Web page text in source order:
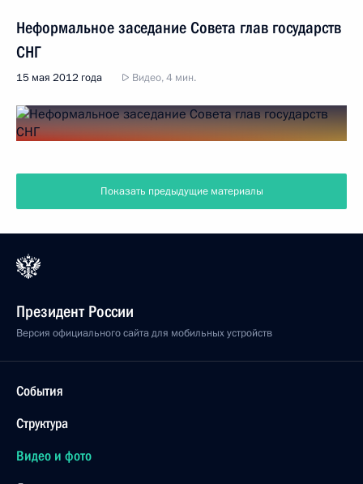
Неформальное заседание Совета глав государств
СНГ
15 мая 2012 года Видео, 4 мин.
Показать предыдущие материалы
Президент России
Версия официального сайта для мобильных устройств
События
Структура
Видео и фото